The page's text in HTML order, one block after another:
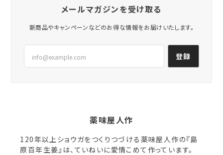
メールマガジンを受け取る
新商品やキャンペーンなどのお得な情報をお届けいたします。
登録
120年以上ショウガをつくりつづける薬味屋人作の『島
原百年生姜』は、ていねいに愛情こめて作っています。